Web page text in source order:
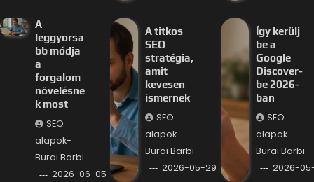
A
leggyorsa
bb módja
a
forgalom
növelésne
k most
SEO
alapok-
Burai Barbi
2026-06-05
A titkos
SEO
stratégia,
amit
kevesen
ismernek
SEO
alapok-
Burai Barbi
2026-05-29
Így kerülj
be a
Google
Discover-
be 2026-
ban
SEO
alapok-
Burai Barbi
2026-